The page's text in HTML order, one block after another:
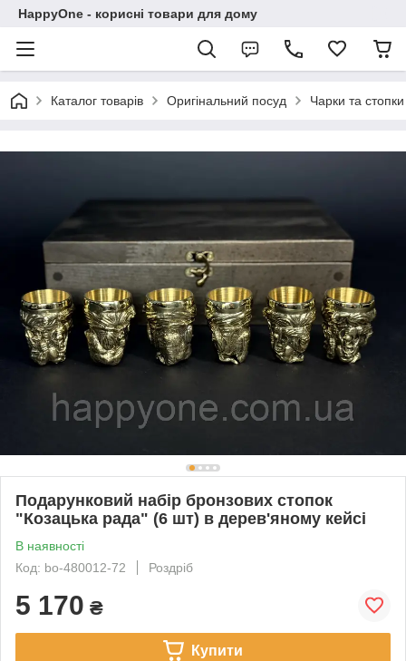
HappyOne - корисні товари для дому
Каталог товарів Оригінальний посуд Чарки та стопки
Подарунковий набір бронзових стопок
"Козацька рада" (6 шт) в дерев'яному кейсі
В наявності
Код: bo-480012-72
Роздріб
5 170 ₴
Купити